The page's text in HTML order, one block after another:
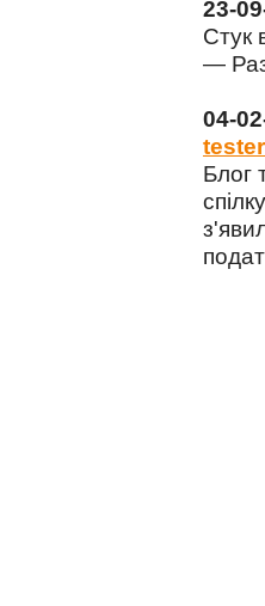
23-
Стук
—
04-
tester
Блог